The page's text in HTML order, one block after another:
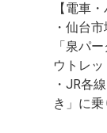
【電車
・仙台
「泉パ
ウトレ
・JR各
き」に